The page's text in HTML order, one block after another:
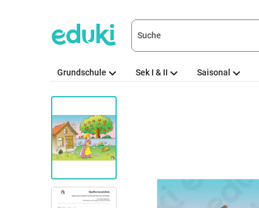
Grundschule Sek I & II Saisonal